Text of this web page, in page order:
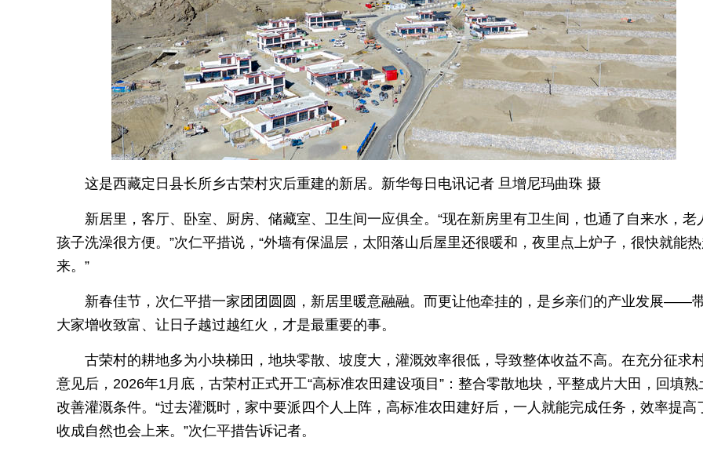
这是西藏定日县长所乡古荣村灾后重建的新居。新华每日电讯记者 旦增尼玛曲珠 摄
新居里，客厅、卧室、厨房、储藏室、卫生间一应俱全。“现在新房里有卫生间，也通了自来水，老
孩子洗澡很方便。”次仁平措说，“外墙有保温层，太阳落山后屋里还很暖和，夜里点上炉子，很快就能
来。”
新春佳节，次仁平措一家团团圆圆，新居里暖意融融。而更让他牵挂的，是乡亲们的产业发展——
大家增收致富、让日子越过越红火，才是最重要的事。
古荣村的耕地多为小块梯田，地块零散、坡度大，灌溉效率很低，导致整体收益不高。在充分征求
意见后，2026年1月底，古荣村正式开工“高标准农田建设项目”：整合零散地块，平整成片大田，回填熟
改善灌溉条件。“过去灌溉时，家中要派四个人上阵，高标准农田建好后，一人就能完成任务，效率提高
收成自然也会上来。”次仁平措告诉记者。